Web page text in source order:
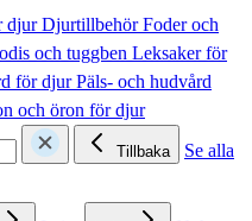
djurDjurtillbehörFoder och
och tuggben Leksaker för
för djurPäls- och hudvård
och öron för djur
Tillbaka
Se alla